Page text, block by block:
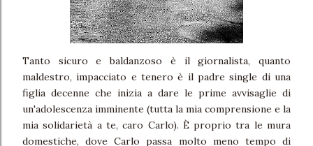
Tanto sicuro e baldanzoso è il giornalista, quanto
maldestro, impacciato e tenero è il padre single di una
figlia decenne che inizia a dare le prime avvisaglie di
un'adolescenza imminente (tutta la mia comprensione e la
mia solidarietà a te, caro Carlo). È proprio tra le mura
domestiche, dove Carlo passa molto meno tempo di